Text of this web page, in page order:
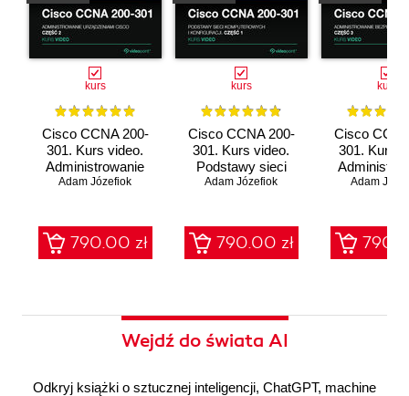
kurs
Cisco CCNA 200-
301. Kurs video.
Administrowanie
urządzeniami Cisco
Adam Józefiok
790.00 zł
kurs
Cisco CCNA 200-
301. Kurs video.
Podstawy sieci
komputerowych i
Adam Józefiok
790.00 zł
kurs
Cisco
301. Kurs
Adam
Wejdź do świata AI
Odkryj książki o sztucznej inteligencji, ChatGPT, machine